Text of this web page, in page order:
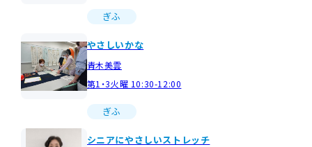
ぎふ
やさしいかな
青木美雲
第1・3火曜 10:30-12:00
ぎふ
シニアにやさしいストレッチ